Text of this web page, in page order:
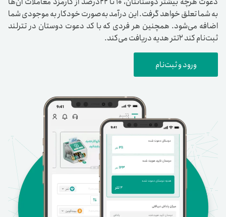
به شما تعلق خواهد گرفت. این درآمد به‌صورت خودکار به موجودی شما
اضافه می‌شود. همچنین هر فردی که با کد دعوت دوستان در تترلند
ثبت‌نام کند ۲تتر هدیه دریافت می‌کند.
ورود و ثبت‌نام